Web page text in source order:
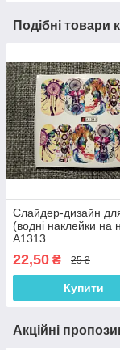
Подібні товари
Слайдер-дизайн для
(водні наклейки на
A1313
22,50 ₴ 25 ₴
Купити
Акційні